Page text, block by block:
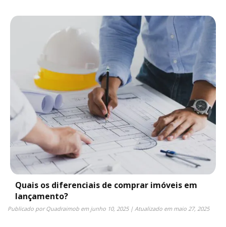
Quais os diferenciais de comprar imóveis em
lançamento?
Publicado porQuadraimob em junho 10, 2025| Atualizado em maio 27, 2025